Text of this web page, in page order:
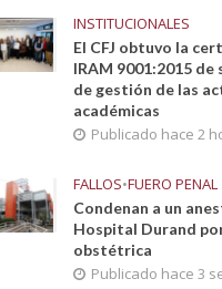
INSTITUCIONALES
El CFJ obtuvo la
IRAM 9001:2015 de
de gestión de las
académicas
Publicado hace 2
FALLOS•FUERO PENAL
Condenan a un
Hospital Durand
obstétrica
Publicado hace 3